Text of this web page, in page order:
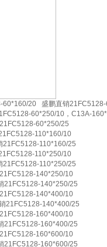
20 盛鹏直销
60*250/10，C13A-
60*250/25
110*160/10
110*160/25
110*250/10
110*250/25
140*250/10
21FC5128-140*250/25
140*400/10
21FC5128-140*400/25
160*400/10
21FC5128-160*400/25
160*600/10
21FC5128-160*600/25